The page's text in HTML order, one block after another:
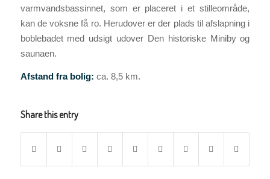
varmvandsbassinnet, som er placeret i et stilleområde,
kan de voksne få ro. Herudover er der plads til afslapning i
boblebadet med udsigt udover Den historiske Miniby og
saunaen.
Afstand fra bolig: ca. 8,5 km.
Share this entry